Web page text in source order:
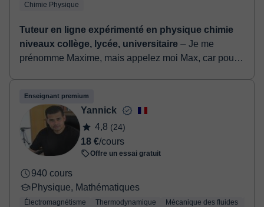
Chimie Physique
Tuteur en ligne expérimenté en physique chimie
niveaux collège, lycée, universitaire ⏤ Je me
prénomme Maxime, mais appelez moi Max, car pour
Enseignant premium
Yannick
4,8 (24)
18 €/cours
Offre un essai gratuit
940 cours
Physique, Mathématiques
Électromagnétisme Thermodynamique Mécanique des fluides